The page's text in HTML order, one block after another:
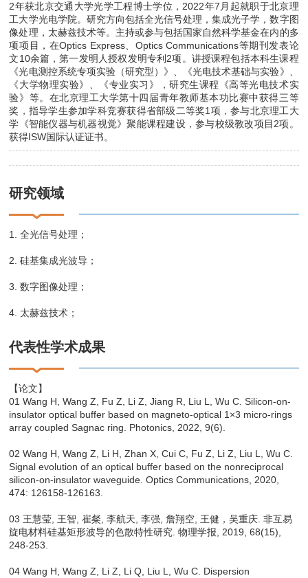
2年获北京交通大学光学工程博士学位，2022年7月起就职于北京理
工大学光电学院。研究方向包括全光信号处理，集成光子学，数字图
像处理，太赫兹技术等。主持或参与包括国家自然科学基金在内的多
项项目，在Optics Express、Optics Communications等期刊发表论
文10余篇，第一发明人授权发明专利2项。讲授课程包括本科生课程
《光电测控系统专项实验（研究型）》、《光电技术基础与实验》、
《大学物理实验》、《专业实习》，研究生课程《高等光电技术实
验》等。在北京理工大学第十四届青年教师基本功比赛中获得三等
奖，指导学生参加学科竞赛获得省部级二等奖1项，参与北京理工大
学《智能仪器与机器视觉》聚能课程建设，参与校级教改项目2项。
获得ISW国际认证证书。
研究领域
1. 全光信号处理；
2. 硅基集成光波导；
3. 数字图像处理；
4. 太赫兹技术；
代表性学术成果
【论文】
01 Wang H, Wang Z, Fu Z, Li Z, Jiang R, Liu L, Wu C. Silicon-on-
insulator optical buffer based on magneto-optical 1×3 micro-rings
array coupled Sagnac ring. Photonics, 2022, 9(6).
02 Wang H, Wang Z, Li H, Zhan X, Cui C, Fu Z, Li Z, Liu L, Wu C.
Signal evolution of an optical buffer based on the nonreciprocal
silicon-on-insulator waveguide. Optics Communications, 2020,
474: 126158-126163.
03 王慧莹, 王智, 崔粲, 李航天, 李强, 詹翔空, 王健，吴重庆. 非互易
旋电材料硅基矩形波导的色散特性研究. 物理学报, 2019, 68(15),
248-253.
04 Wang H, Wang Z, Li Z, Li Q, Liu L, Wu C. Dispersion